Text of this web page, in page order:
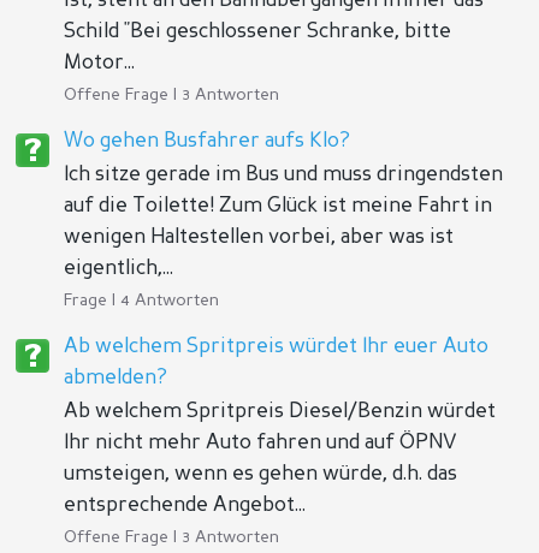
Schild "Bei geschlossener Schranke, bitte
Motor...
Offene Frage | 3 Antworten
Wo gehen Busfahrer aufs Klo?
Ich sitze gerade im Bus und muss dringendsten
auf die Toilette! Zum Glück ist meine Fahrt in
wenigen Haltestellen vorbei, aber was ist
eigentlich,...
Frage | 4 Antworten
Ab welchem Spritpreis würdet Ihr euer Auto
abmelden?
Ab welchem Spritpreis Diesel/Benzin würdet
Ihr nicht mehr Auto fahren und auf ÖPNV
umsteigen, wenn es gehen würde, d.h. das
entsprechende Angebot...
Offene Frage | 3 Antworten